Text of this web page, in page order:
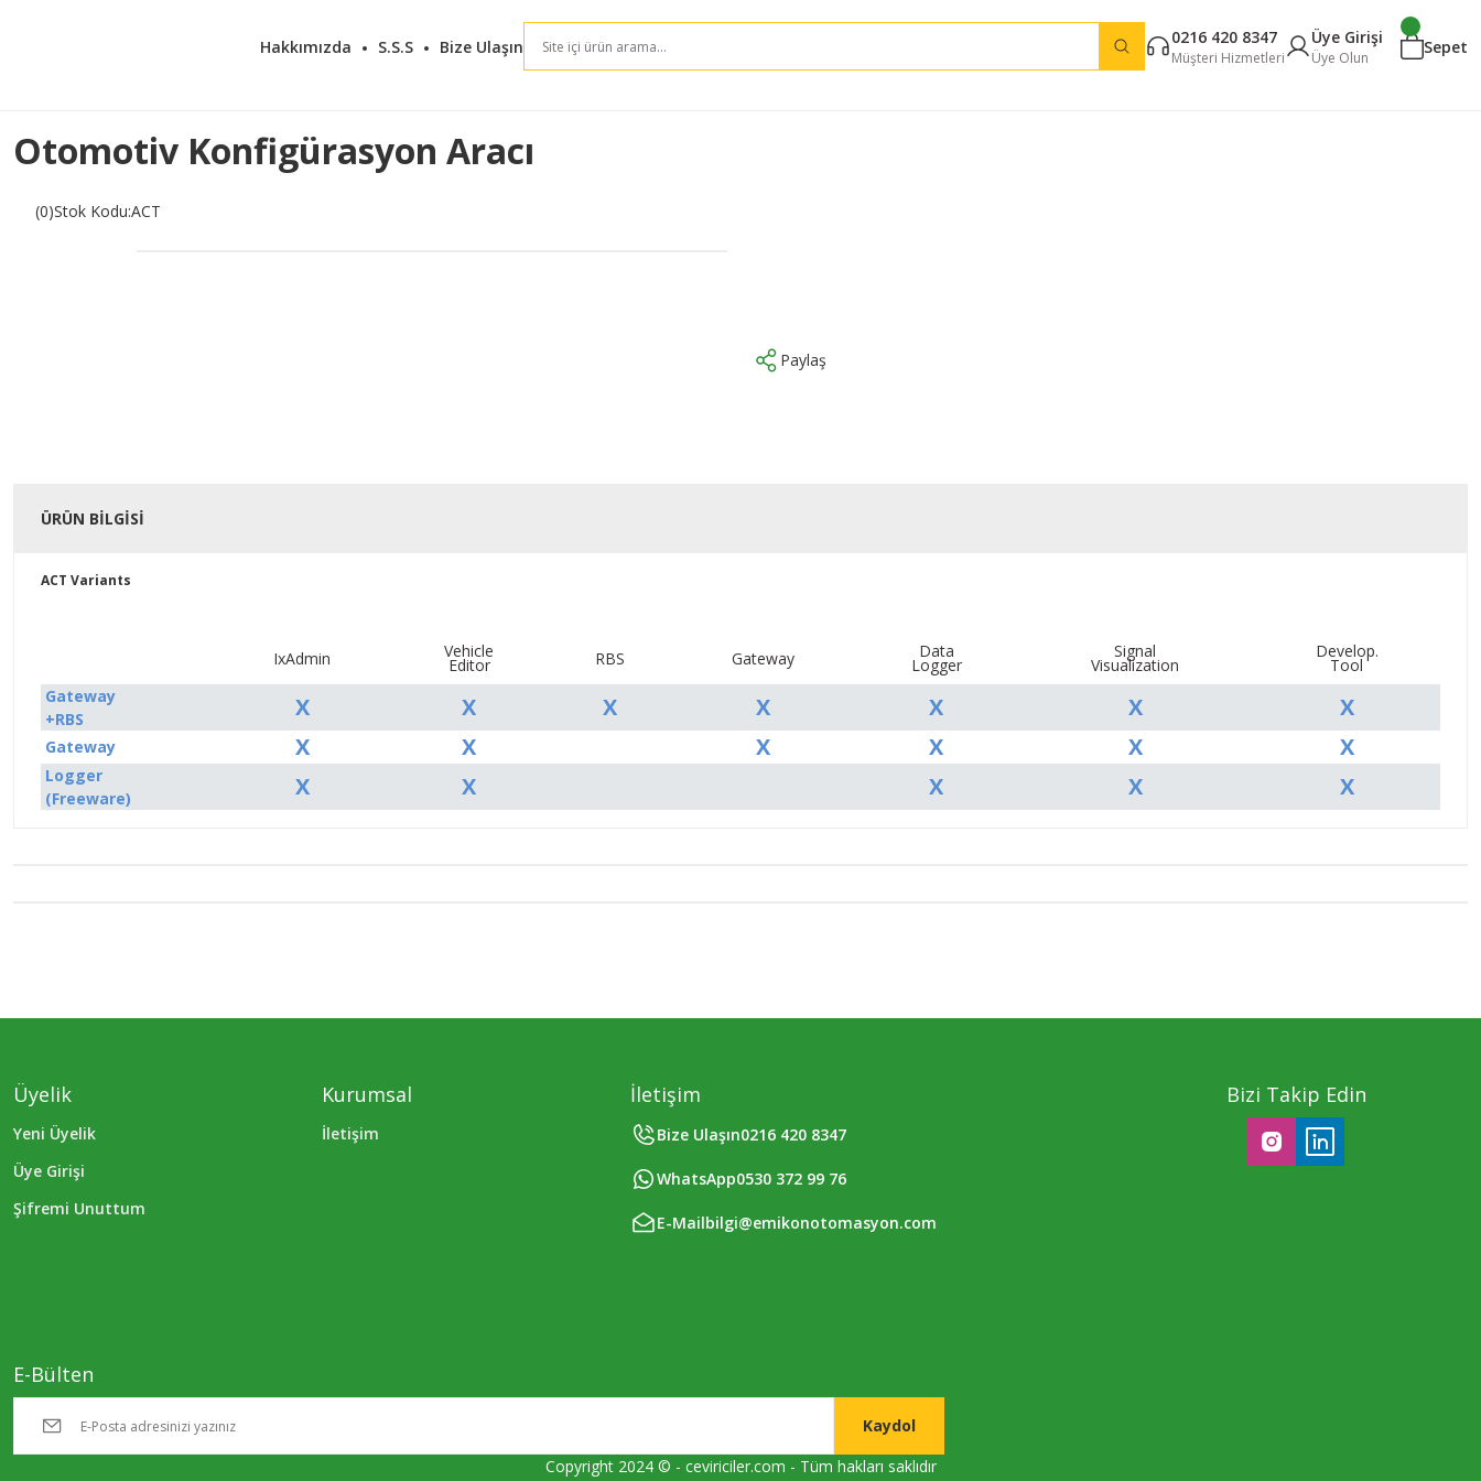
Hakkımızda S.S.S Bize Ulaşın 0216 420 8347
Müşteri Hizmetleri
Üye Girişi
Üye Olun
Sepet
Otomotiv Konfigürasyon Aracı
(0)Stok Kodu:ACT
Paylaş
ÜRÜN BILGISI
ACT Variants
IxAdmin Vehicle
Editor RBS Gateway Data
Logger
Signal
Visualization
Develop.
Tool
Gateway
+RBS
X X X X X X X
Gateway X X X X X X
Logger
(Freeware)
X X X X X
Üyelik
Yeni Üyelik
Üye Girişi
Şifremi Unuttum
Kurumsal
İletişim
İletişim
Bize Ulaşın0216 420 8347
WhatsApp0530 372 99 76
E-Mailbilgi@emikonotomasyon.com
Bizi Takip Edin
E-Bülten
Kaydol
Copyright 2024 © - ceviriciler.com - Tüm hakları saklıdır